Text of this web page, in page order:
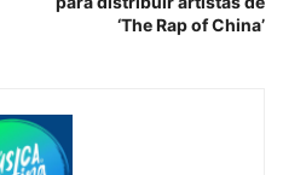
‘The Rap of China’